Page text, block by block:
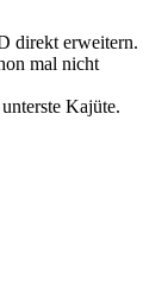
direkt erweitern.
mal nicht
Kajüte.